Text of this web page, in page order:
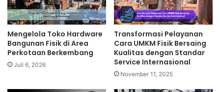
Mengelola Toko Hardware
Bangunan Fisik di Area
Perkotaan Berkembang
Juli 6, 2026
Transformasi Pelayanan
Cara UMKM Fisik Bersaing
Kualitas dengan Standar
Service Internasional
November 11, 2025